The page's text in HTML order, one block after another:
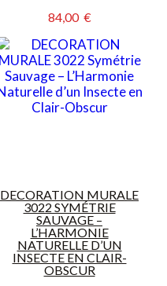
84,00  €
DECORATION MURALE
3022 SYMÉTRIE
SAUVAGE –
L’HARMONIE
NATURELLE D’UN
INSECTE EN CLAIR-
OBSCUR